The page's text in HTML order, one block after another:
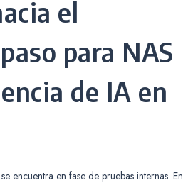
el
para NAS
de IA en
encuentra en fase de pruebas internas. En